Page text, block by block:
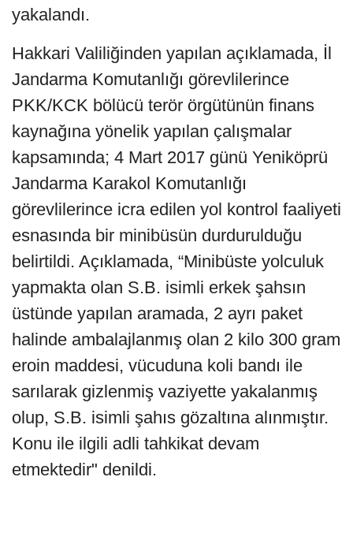
yakalandı.
Hakkari Valiliğinden yapılan açıklamada, İl
Jandarma Komutanlığı görevlilerince
PKK/KCK bölücü terör örgütünün finans
kaynağına yönelik yapılan çalışmalar
kapsamında; 4 Mart 2017 günü Yeniköprü
Jandarma Karakol Komutanlığı
görevlilerince icra edilen yol kontrol faaliyeti
esnasında bir minibüsün durdurulduğu
belirtildi. Açıklamada, “Minibüste yolculuk
yapmakta olan S.B. isimli erkek şahsın
üstünde yapılan aramada, 2 ayrı paket
halinde ambalajlanmış olan 2 kilo 300 gram
eroin maddesi, vücuduna koli bandı ile
sarılarak gizlenmiş vaziyette yakalanmış
olup, S.B. isimli şahıs gözaltına alınmıştır.
Konu ile ilgili adli tahkikat devam
etmektedir" denildi.